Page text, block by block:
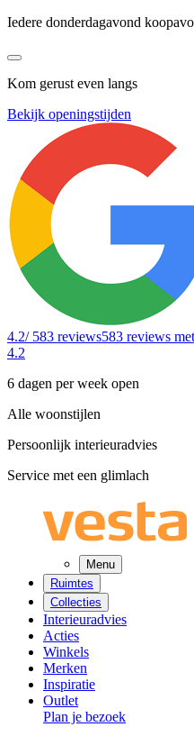
Iedere donderdagavond
Kom gerust even langs
Bekijk openingstijden
4.2/ 583 reviews583 reviews
4.2
6 dagen per week open
Alle woonstijlen
Persoonlijk interieuradvies
Service met een glimlach
Menu
Ruimtes
Collecties
Interieuradvies
Acties
Winkels
Merken
Inspiratie
Outlet
Plan je bezoek